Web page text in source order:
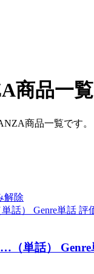
商品一覧
商品一覧です。
解除
（単話）